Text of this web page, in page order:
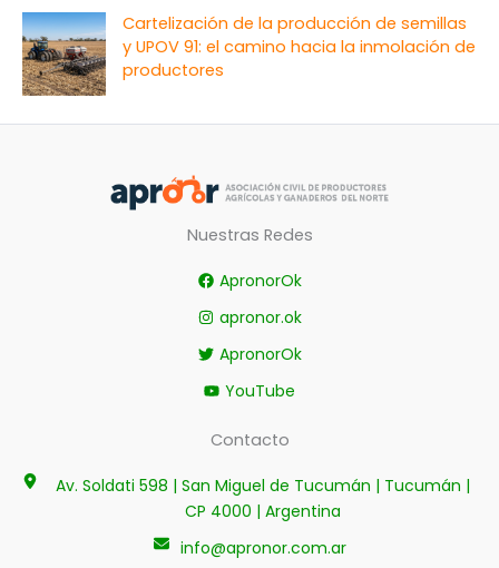
Cartelización de la producción de semillas
y UPOV 91: el camino hacia la inmolación de
productores
Nuestras Redes
ApronorOk
apronor.ok
ApronorOk
YouTube
Contacto
Av. Soldati 598 | San Miguel de Tucumán | Tucumán |
CP 4000 | Argentina
info@apronor.com.ar